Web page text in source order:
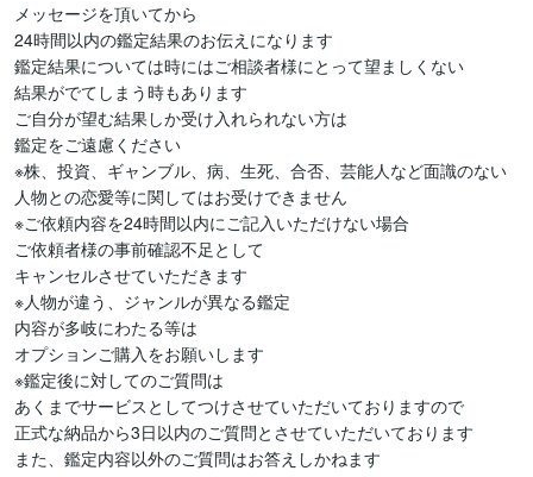
メッセージを頂いてから
24時間以内の鑑定結果のお伝えになります
鑑定結果については時にはご相談者様にとって望ましくない
結果がでてしまう時もあります
ご自分が望む結果しか受け入れられない方は
鑑定をご遠慮ください
※株、投資、ギャンブル、病、生死、合否、芸能人など面識のない
人物との恋愛等に関してはお受けできません
※ご依頼内容を24時間以内にご記入いただけない場合
ご依頼者様の事前確認不足として
キャンセルさせていただきます
※人物が違う、ジャンルが異なる鑑定
内容が多岐にわたる等は
オプションご購入をお願いします
※鑑定後に対してのご質問は
あくまでサービスとしてつけさせていただいておりますので
正式な納品から3日以内のご質問とさせていただいております